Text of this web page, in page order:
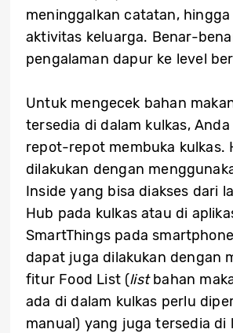
meninggalkan catatan,
aktivitas keluarga. Benar-
pengalaman dapur ke level
Untuk mengecek bahan
tersedia di dalam kulkas,
repot-repot membuka kulkas.
dilakukan dengan
Inside yang bisa diakses dari
Hub pada kulkas atau di
SmartThings pada
dapat juga dilakukan dengan
fitur Food List (listbahan
ada di dalam kulkas perlu
manual) yang juga tersedia di